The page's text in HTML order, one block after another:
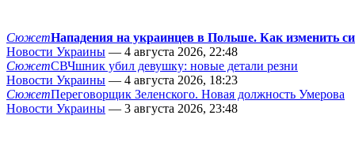
СюжетНападения на украинцев в Польше. Как изменить
Новости Украины — 4 августа 2026, 22:48
СюжетСВЧшник убил девушку: новые детали резни
Новости Украины — 4 августа 2026, 18:23
СюжетПереговорщик Зеленского. Новая должность Умерова
Новости Украины — 3 августа 2026, 23:48